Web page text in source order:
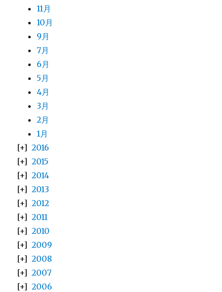
11月
10月
9月
7月
6月
5月
4月
3月
2月
1月
2016
2015
2014
2013
2012
2011
2010
2009
2008
2007
2006